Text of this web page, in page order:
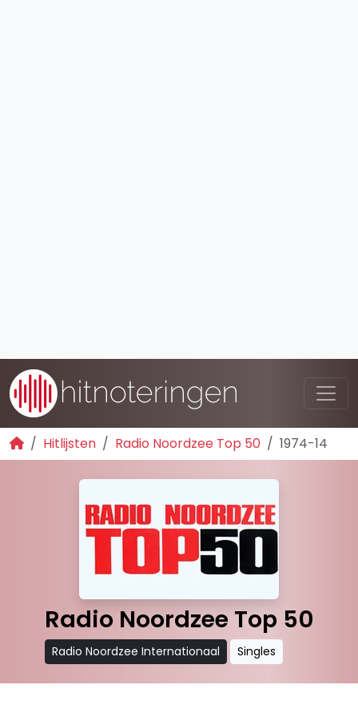
Hitlijsten Radio Noordzee Top 50 1974-14
Radio Noordzee Top 50
Radio Noordzee Internationaal Singles